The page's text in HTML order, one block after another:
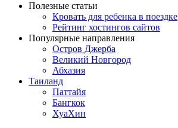
Полезные статьи
Кровать для ребенка в поездке
Рейтинг хостингов сайтов
Популярные направления
Остров Джерба
Великий Новгород
Абхазия
Таиланд
Паттайя
Бангкок
ХуаХин